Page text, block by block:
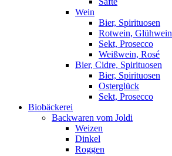
Wein
Bier, Spirituosen
Rotwein, Glühwein
Sekt, Prosecco
Weißwein, Rosé
Bier, Cidre, Spirituosen
Bier, Spirituosen
Osterglück
Sekt, Prosecco
Biobäckerei
Backwaren vom Joldi
Weizen
Dinkel
Roggen